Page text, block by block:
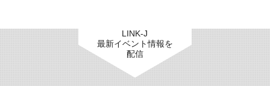
LINK-J
最新イベント情報を
配信